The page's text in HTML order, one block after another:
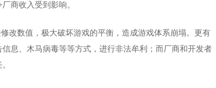
商收入受到影响。
改数值，极大破坏游戏的平衡，造成游戏体系崩塌。更有
息、木马病毒等等方式，进行非法牟利；而厂商和开发者